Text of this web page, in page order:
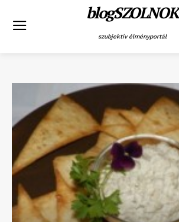
blogSZOLNOK
szubjektív élményportál